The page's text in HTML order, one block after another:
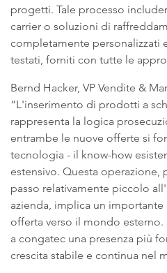
progetti. Tale processo
carrier o soluzioni di
completamente personalizzati
testati, forniti con tutte le
Bernd Hacker, VP Vendite &
“L'inserimento di prodotti a
rappresenta la logica
entrambe le nuove offerte si
tecnologia - il know-how
estensivo. Questa operazione,
passo relativamente piccolo
azienda, implica un
offerta verso il mondo esterno.
a congatec una presenza più
crescita stabile e continua nel